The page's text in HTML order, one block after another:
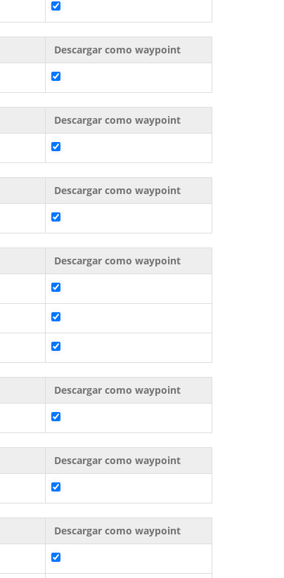
Descargar como waypoint
Descargar como waypoint
Descargar como waypoint
Descargar como waypoint
Descargar como waypoint
Descargar como waypoint
Descargar como waypoint